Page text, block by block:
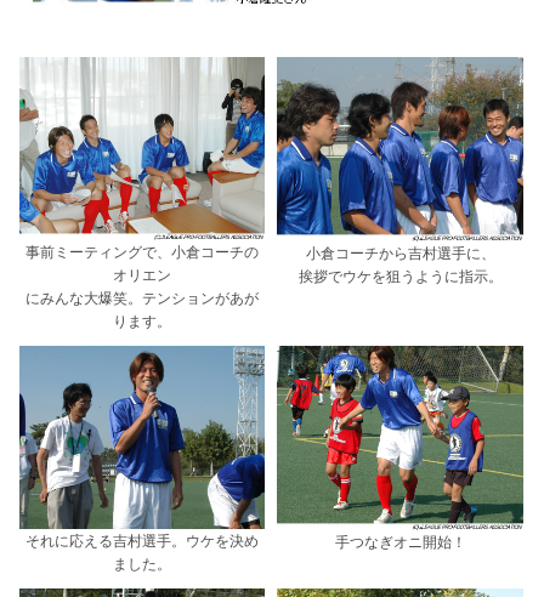
事前ミーティングで、小倉コーチの
オリエン
にみんな大爆笑。テンションがあが
ります。
小倉コーチから吉村選手に、
挨拶でウケを狙うように指示。
それに応える吉村選手。ウケを決め
ました。
手つなぎオニ開始！